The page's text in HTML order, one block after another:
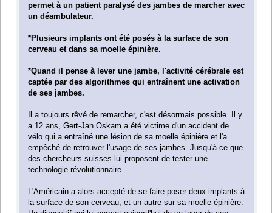
permet à un patient paralysé des jambes de marcher avec
un déambulateur.
*Plusieurs implants ont été posés à la surface de son
cerveau et dans sa moelle épinière.
*Quand il pense à lever une jambe, l'activité cérébrale est
captée par des algorithmes qui entraînent une activation
de ses jambes.
Il a toujours rêvé de remarcher, c'est désormais possible. Il y
a 12 ans, Gert-Jan Oskam a été victime d'un accident de
vélo qui a entraîné une lésion de sa moelle épinière et l'a
empêché de retrouver l'usage de ses jambes. Jusqu'à ce que
des chercheurs suisses lui proposent de tester une
technologie révolutionnaire.
L'Américain a alors accepté de se faire poser deux implants à
la surface de son cerveau, et un autre sur sa moelle épinière.